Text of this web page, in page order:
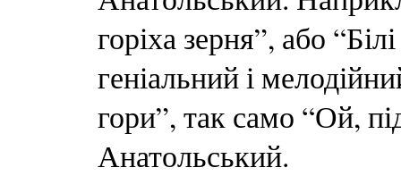
горіха зерня”, або
геніальний і
гори”, так само “Ой,
Анатольський.